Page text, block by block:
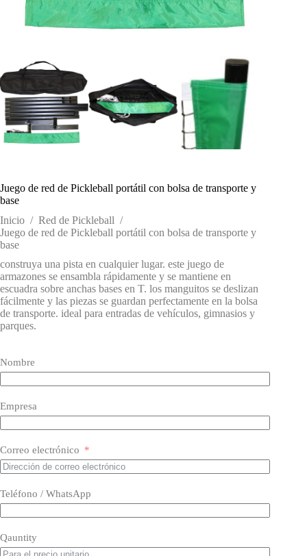
Juego de red de Pickleball portátil con bolsa de transporte y
base
Inicio / Red de Pickleball /
Juego de red de Pickleball portátil con bolsa de transporte y
base
construya una pista en cualquier lugar. este juego de
armazones se ensambla rápidamente y se mantiene en
escuadra sobre anchas bases en T. los manguitos se deslizan
fácilmente y las piezas se guardan perfectamente en la bolsa
de transporte. ideal para entradas de vehículos, gimnasios y
parques.
Nombre
Empresa
Correo electrónico
Teléfono / WhatsApp
Qauntity